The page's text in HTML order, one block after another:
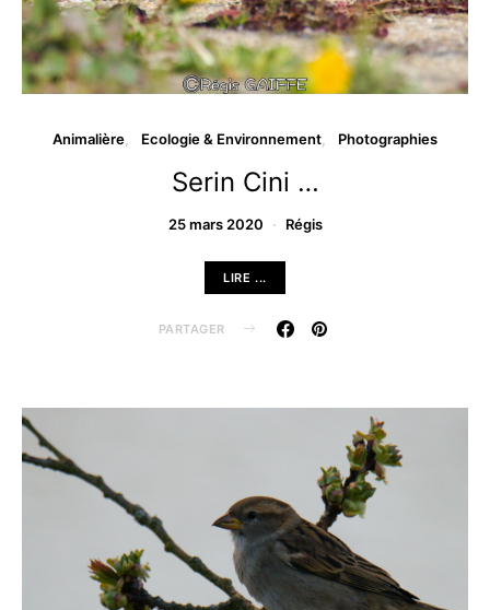
Animalière Ecologie & Environnement Photographies
Serin Cini …
25 mars 2020 Régis
LIRE ...
PARTAGER